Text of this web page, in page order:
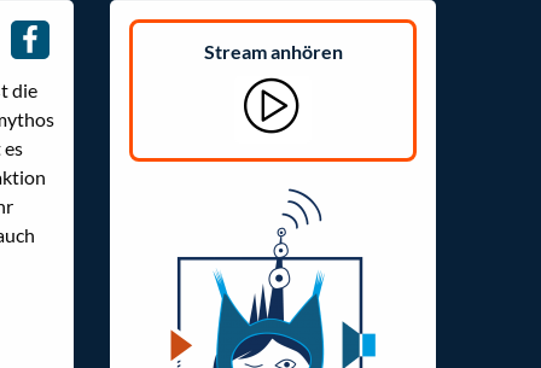
die
Stream anhören